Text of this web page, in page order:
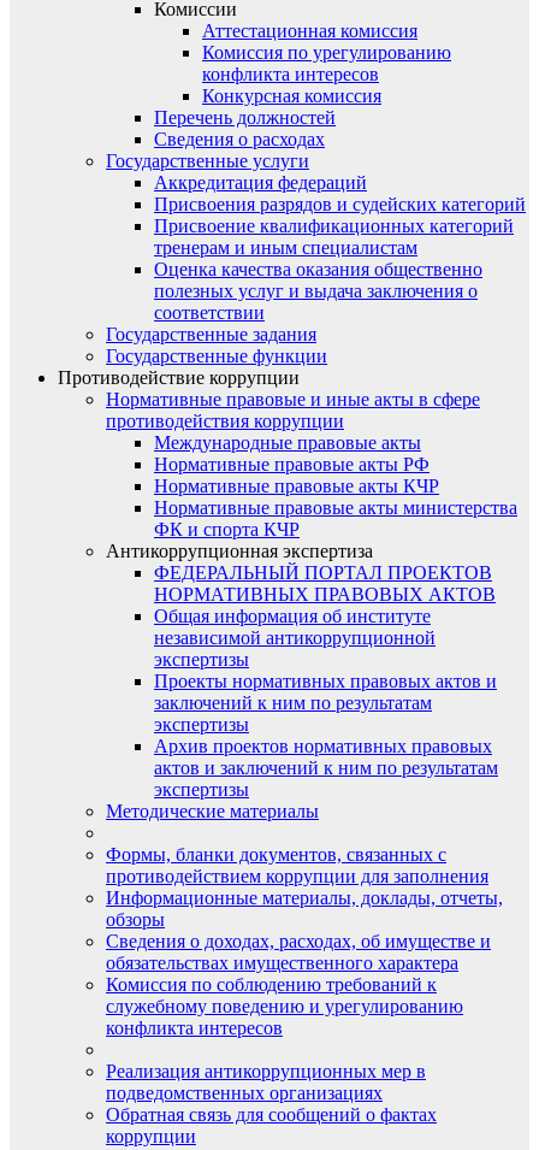
Комиссии
Аттестационная комиссия
Комиссия по урегулированию
конфликта интересов
Конкурсная комиссия
Перечень должностей
Сведения о расходах
Государственные услуги
Аккредитация федераций
Присвоения разрядов и судейских категорий
Присвоение квалификационных категорий
тренерам и иным специалистам
Оценка качества оказания общественно
полезных услуг и выдача заключения о
соответствии
Государственные задания
Государственные функции
Противодействие коррупции
Нормативные правовые и иные акты в сфере
противодействия коррупции
Международные правовые акты
Нормативные правовые акты РФ
Нормативные правовые акты КЧР
Нормативные правовые акты министерства
ФК и спорта КЧР
Антикоррупционная экспертиза
ФЕДЕРАЛЬНЫЙ ПОРТАЛ ПРОЕКТОВ
НОРМАТИВНЫХ ПРАВОВЫХ АКТОВ
Общая информация об институте
независимой антикоррупционной
экспертизы
Проекты нормативных правовых актов и
заключений к ним по результатам
экспертизы
Архив проектов нормативных правовых
актов и заключений к ним по результатам
экспертизы
Методические материалы
Формы, бланки документов, связанных с
противодействием коррупции для заполнения
Информационные материалы, доклады, отчеты,
обзоры
Сведения о доходах, расходах, об имуществе и
обязательствах имущественного характера
Комиссия по соблюдению требований к
служебному поведению и урегулированию
конфликта интересов
Реализация антикоррупционных мер в
подведомственных организациях
Обратная связь для сообщений о фактах
коррупции